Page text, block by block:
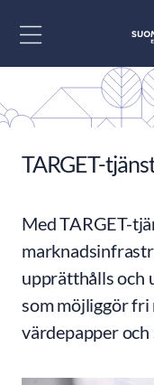
TARGET-
Med TARGET-
upprätthålls och
som möjliggör fri
värdepapper